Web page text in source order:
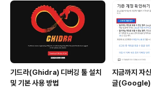
존에 다양한 형태로 개발을 하셨던 분들이라면 Maven, G
radle, FTP 등의 다양한 패키징 및 배포 도구를 사용해보
신 적 있으실 거에요. 이러한 배포 도구들이 사용되었던 이
유는, 특정한 소프트웨어..
기드라(Ghidra) 디버깅 툴 설치
및 기본 사용 방법
지금까지 자
글(Google)